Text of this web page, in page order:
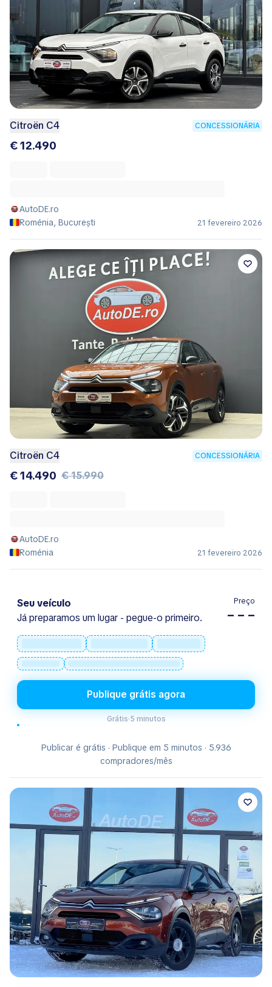
Citroën C4 CONCESSIONÁRIA
€ 12.490
AutoDE.ro
Roménia, București
21 fevereiro 2026
Citroën C4 CONCESSIONÁRIA
€ 14.490 € 15.990
AutoDE.ro
Roménia
21 fevereiro 2026
Seu veículo
Já preparamos um lugar - pegue-o primeiro.
Preço
– – –
Publique grátis agora
Grátis·5 minutos
Publicar é grátis · Publique em 5 minutos · 5.936
compradores/mês